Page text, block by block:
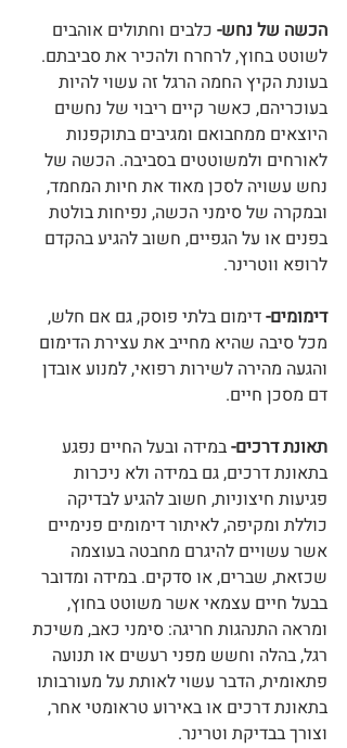
הכשה של נחש- כלבים וחתולים אוהבים
לשוטט בחוץ, לרחרח ולהכיר את סביבתם.
בעונת הקיץ החמה הרגל זה עשוי להיות
בעוכריהם, כאשר קיים ריבוי של נחשים
היוצאים ממחבואם ומגיבים בתוקפנות
לאורחים ולמשוטטים בסביבה. הכשה של
נחש עשויה לסכן מאוד את חיות המחמד,
ובמקרה של סימני הכשה, נפיחות בולטת
בפנים או על הגפיים, חשוב להגיע בהקדם
לרופא ווטרינר.
דימומים- דימום בלתי פוסק, גם אם חלש,
מכל סיבה שהיא מחייב את עצירת הדימום
והגעה מהירה לשירות רפואי, למנוע אובדן
דם מסכן חיים.
תאונת דרכים- במידה ובעל החיים נפגע
בתאונת דרכים, גם במידה ולא ניכרות
פגיעות חיצוניות, חשוב להגיע לבדיקה
כוללת ומקיפה, לאיתור דימומים פנימיים
אשר עשויים להיגרם מחבטה בעוצמה
שכזאת, שברים, או סדקים. במידה ומדובר
בבעל חיים עצמאי אשר משוטט בחוץ,
ומראה התנהגות חריגה: סימני כאב, משיכת
רגל, בהלה וחשש מפני רעשים או תנועה
פתאומית, הדבר עשוי לאותת על מעורבותו
בתאונת דרכים או באירוע טראומטי אחר,
וצורך בבדיקת וטרינר.